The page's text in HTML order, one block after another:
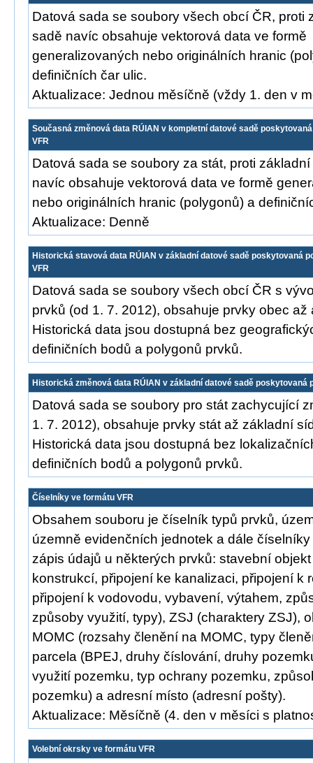
Datová sada se soubory všech obcí ČR, proti
sadě navíc obsahuje vektorová data ve formě
generalizovaných nebo originálních hranic
definičních čar ulic.
Aktualizace: Jednou měsíčně (vždy 1. den v
Současná změnová data RÚIAN v kompletní datové sadě
VFR
Datová sada se soubory za stát, proti
navíc obsahuje vektorová data ve formě
nebo originálních hranic (polygonů) a
Aktualizace: Denně
Historická stavová data RÚIAN v základní datové sadě poskytovaná
VFR
Datová sada se soubory všech obcí ČR s
prvků (od 1. 7. 2012), obsahuje prvky obec až
Historická data jsou dostupná bez
definičních bodů a polygonů prvků.
Historická změnová data RÚIAN v základní datové sadě poskytovaná
Datová sada se soubory pro stát zachycující
1. 7. 2012), obsahuje prvky stát až základní
Historická data jsou dostupná bez
definičních bodů a polygonů prvků.
Číselníky ve formátu VFR
Obsahem souboru je číselník typů prvků,
územně evidenčních jednotek a dále
zápis údajů u některých prvků: stavební
konstrukcí, připojení ke kanalizaci, připojení k
připojení k vodovodu, vybavení, výtahem,
způsoby využití, typy), ZSJ (charaktery ZSJ),
MOMC (rozsahy členění na MOMC, typy
parcela (BPEJ, druhy číslování, druhy
využití pozemku, typ ochrany pozemku,
pozemku) a adresní místo (adresní pošty).
Aktualizace: Měsíčně (4. den v měsíci s
Volební okrsky ve formátu VFR